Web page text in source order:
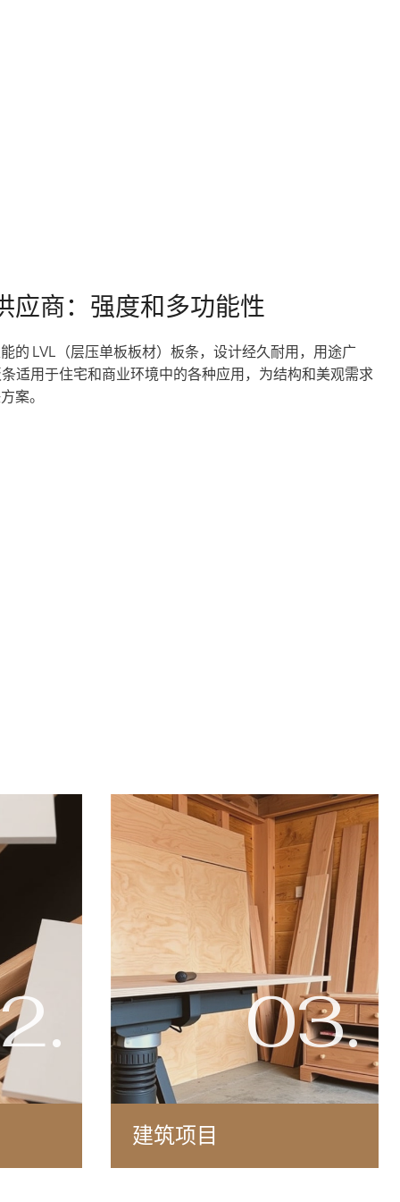
应商：强度和多功能性
的 LVL（层压单板板材）板条，设计经久耐用，用途广
适用于住宅和商业环境中的各种应用，为结构和美观需求
案。
03.
建筑项目